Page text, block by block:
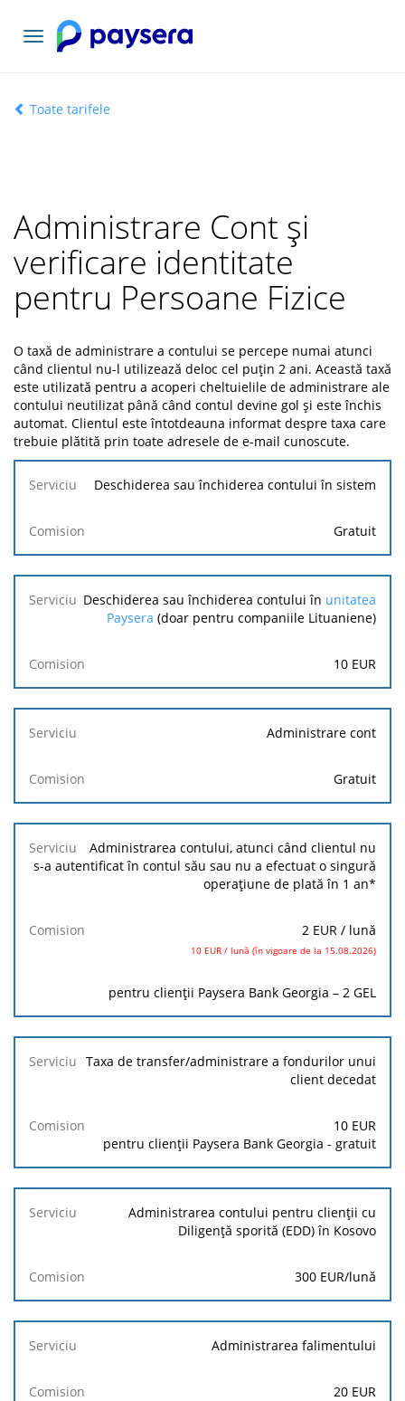
Comutați
navigarea
Toate tarifele
Administrare Cont și
verificare identitate
pentru Persoane Fizice
O taxă de administrare a contului se percepe numai atunci
când clientul nu-l utilizează deloc cel puțin 2 ani. Această taxă
este utilizată pentru a acoperi cheltuielile de administrare ale
contului neutilizat până când contul devine gol și este închis
automat. Clientul este întotdeauna informat despre taxa care
trebuie plătită prin toate adresele de e-mail cunoscute.
Serviciu
Comision
Deschiderea sau închiderea contului în sistem
Gratuit
Deschiderea sau închiderea contului în unitatea
Paysera (doar pentru companiile Lituaniene)
10 EUR
Administrare cont
Gratuit
Administrarea contului, atunci când clientul nu
s-a autentificat în contul său sau nu a efectuat o singură
operațiune de plată în 1 an*
2 EUR / lună
10 EUR / lună (în vigoare de la 15.08.2026)
pentru clienții Paysera Bank Georgia – 2 GEL
Taxa de transfer/administrare a fondurilor unui
client decedat
10 EUR
pentru clienții Paysera Bank Georgia - gratuit
Administrarea contului pentru clienții cu
Diligență sporită (EDD) în Kosovo
300 EUR/lună
Administrarea falimentului
20 EUR